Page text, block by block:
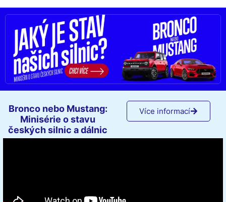
Bronco nebo Mustang:
Minisérie o stavu
českých silnic a dálnic
Více informací